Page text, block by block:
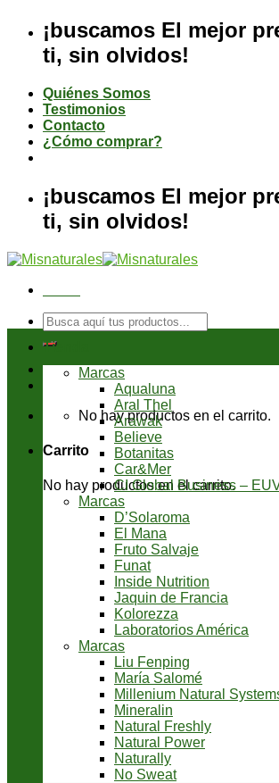
contenido
¡buscamos El mejor
ti, sin olvidos!
Quiénes Somos
Testimonios
Contacto
¿Cómo comprar?
¡buscamos El mejor
ti, sin olvidos!
Buscar
por:
No hay productos en el carrito.
Carrito
No hay productos en el carrito.
Tienda
Marcas
Aqualuna
Aral Thel
Arawak
Believe
Botanitas
Car&Mer
CI Global Business –
Marcas
D’Solaroma
El Mana
Fruto Salvaje
Funat
Inside Nutrition
Jaquin de Francia
Kolorezza
Laboratorios América
Marcas
Liu Fenping
María Salomé
Millenium Natural
Mineralin
Natural Freshly
Natural Power
Naturally
No Sweat